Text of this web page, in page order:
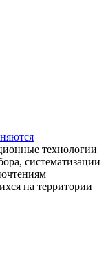
технологии
систематизации
на территории